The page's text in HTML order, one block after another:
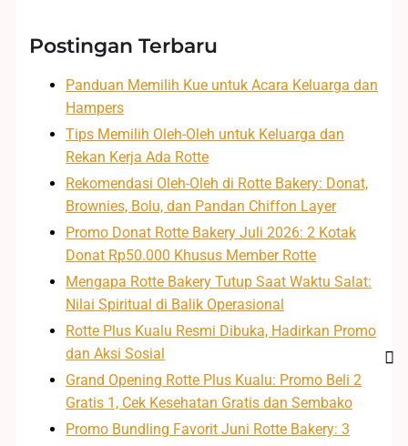
Postingan Terbaru
Panduan Memilih Kue untuk Acara Keluarga dan
Hampers
Tips Memilih Oleh-Oleh untuk Keluarga dan
Rekan Kerja Ada Rotte
Rekomendasi Oleh-Oleh di Rotte Bakery: Donat,
Brownies, Bolu, dan Pandan Chiffon Layer
Promo Donat Rotte Bakery Juli 2026: 2 Kotak
Donat Rp50.000 Khusus Member Rotte
Mengapa Rotte Bakery Tutup Saat Waktu Salat:
Nilai Spiritual di Balik Operasional
Rotte Plus Kualu Resmi Dibuka, Hadirkan Promo
dan Aksi Sosial
Grand Opening Rotte Plus Kualu: Promo Beli 2
Gratis 1, Cek Kesehatan Gratis dan Sembako
Promo Bundling Favorit Juni Rotte Bakery: 3